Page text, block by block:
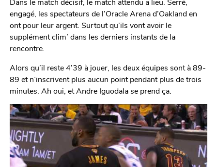
engagé, les spectateurs de l’Oracle Arena d’Oakland en
ont pour leur argent. Surtout qu’ils vont avoir le
supplément clim’ dans les derniers instants de la
rencontre.
Alors qu’il reste 4’39 à jouer, les deux équipes sont à 89-
89 et n’inscrivent plus aucun point pendant plus de trois
minutes. Ah oui, et Andre Iguodala se prend ça.